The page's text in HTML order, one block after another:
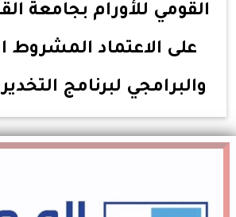
القومي للأورام بجامعة
على الاعتماد
والبرامجي لبرنامج